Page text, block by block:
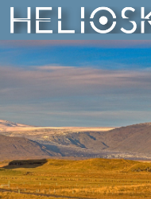
Skip to content